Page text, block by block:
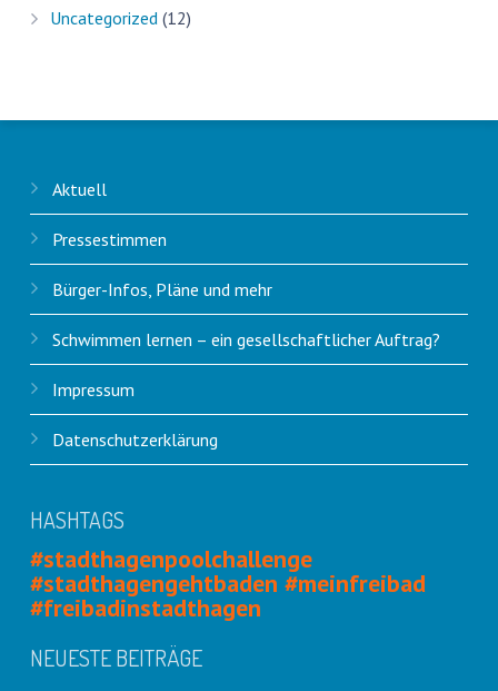
Uncategorized (12)
Aktuell
Pressestimmen
Bürger-Infos, Pläne und mehr
Schwimmen lernen – ein gesellschaftlicher Auftrag?
Impressum
Datenschutzerklärung
HASHTAGS
#stadthagenpoolchallenge
#stadthagengehtbaden #meinfreibad
#freibadinstadthagen
NEUESTE BEITRÄGE